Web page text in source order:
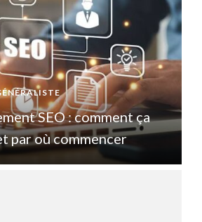
SEO : comment ça
par où commencer